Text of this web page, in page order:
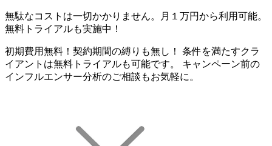
無駄なコストは一切かかりません。月１万円から利用可能。
無料トライアルも実施中！
初期費用無料！契約期間の縛りも無し！ 条件を満たすクラ
イアントは無料トライアルも可能です。 キャンペーン前の
インフルエンサー分析のご相談もお気軽に。